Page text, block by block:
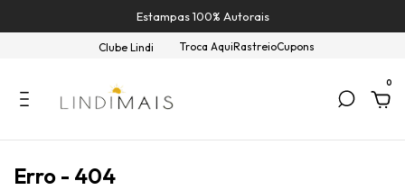
Estampas 100% Autorais
Clube Lindi Troca AquiRastreioCupons
0
Erro - 404